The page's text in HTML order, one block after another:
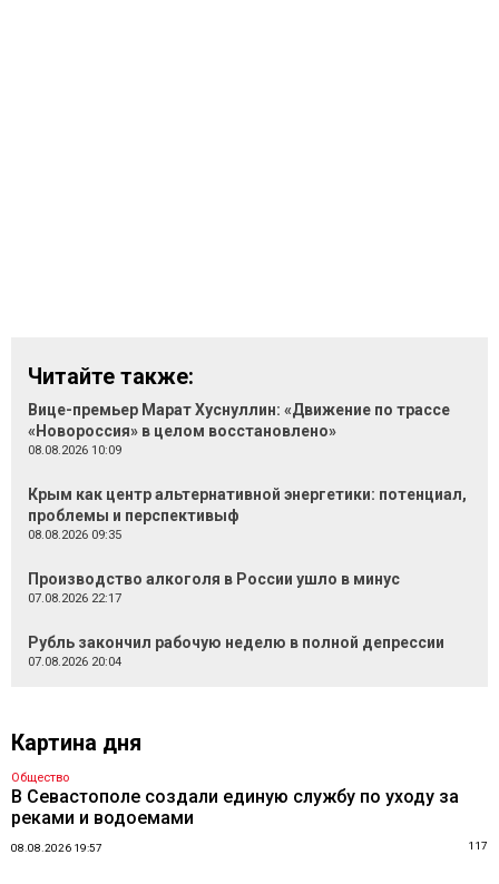
Читайте также:
Вице-премьер Марат Хуснуллин: «Движение по трассе
«Новороссия» в целом восстановлено»
08.08.2026 10:09
Крым как центр альтернативной энергетики: потенциал,
проблемы и перспективыф
08.08.2026 09:35
Производство алкоголя в России ушло в минус
07.08.2026 22:17
Рубль закончил рабочую неделю в полной депрессии
07.08.2026 20:04
Картина дня
Общество
В Севастополе создали единую службу по уходу за
реками и водоемами
08.08.2026 19:57 117